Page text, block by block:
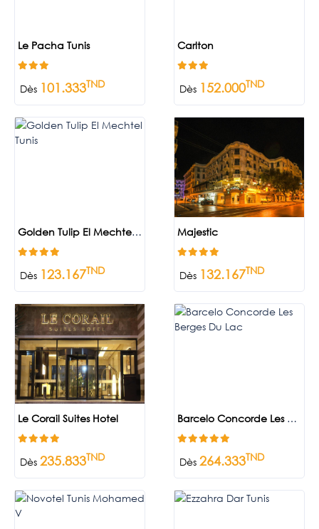
Le Pacha Tunis
Dès 101.333TND
Carlton
Dès 152.000TND
Golden Tulip El Mechtel Tunis
Dès 123.167TND
Majestic
Dès 132.167TND
Le Corail Suites Hotel
Dès235.833TND
Barcelo Concorde Les Berges Du Lac
Dès264.333TND